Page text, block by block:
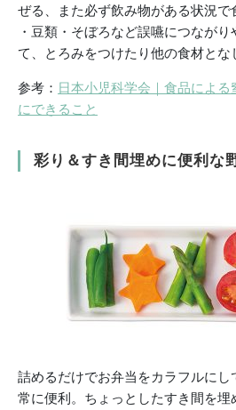
ぜる、また必ず飲み物がある状況で
・豆類・そぼろなど誤嚥につなが
て、とろみをつけたり他の食材とな
参考： 日本小児科学会｜食品によ
にできること
彩り＆すき間埋めに便利な
詰めるだけでお弁当をカラフルに
常に便利。ちょっとしたすき間を埋